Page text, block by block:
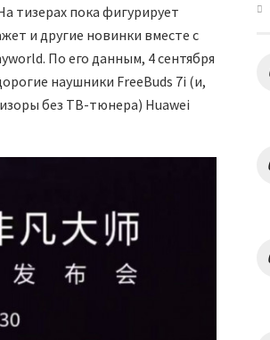
тизерах пока фигурирует
и другие новинки вместе с
По его данным, 4 сентября
наушники FreeBuds 7i (и,
без ТВ-тюнера) Huawei